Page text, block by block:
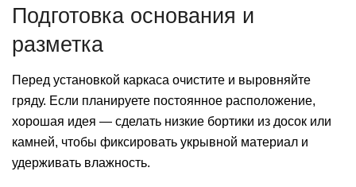
Подготовка основания и
разметка
Перед установкой каркаса очистите и выровняйте
гряду. Если планируете постоянное расположение,
хорошая идея — сделать низкие бортики из досок или
камней, чтобы фиксировать укрывной материал и
удерживать влажность.